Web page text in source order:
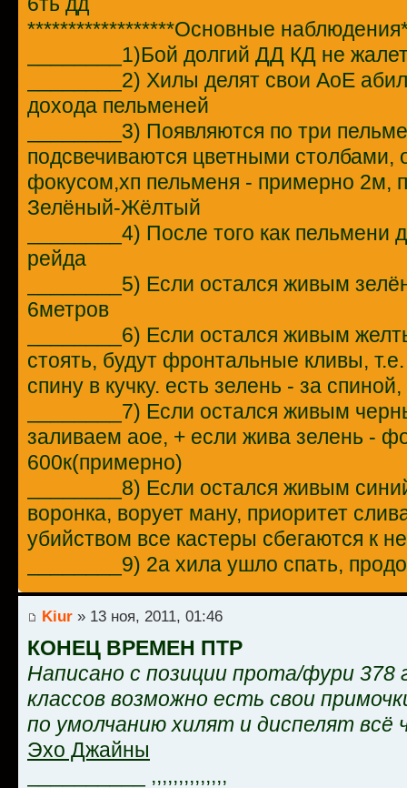
******************Основные
________1)Бой долгий ДД КД не
________2) Хилы делят свои АоЕ
дохода пельменей
________3) Появляются по три
подсвечиваются цветными столбами,
фокусом,хп пельменя - примерно 2м,
Зелёный-Жёлтый
________4) После того как пельмени
рейда
________5) Если остался живым
6метров
________6) Если остался живым
стоять, будут фронтальные кливы,
спину в кучку. есть зелень - за
________7) Если остался живым
заливаем аое, + если жива зелень -
600к(примерно)
________8) Если остался живым
воронка, ворует ману, приоритет
убийством все кастеры сбегаются к
________9) 2а хила ушло спать,
Kiur » 13 ноя, 2011, 01:46
КОНЕЦ ВРЕМЕН ПТР
Написано с позиции прота/фури 378
классов возможно есть свои
по умолчанию хилят и диспелят всё
Эхо Джайны
__________ ,,,,,,,,,,,,,,